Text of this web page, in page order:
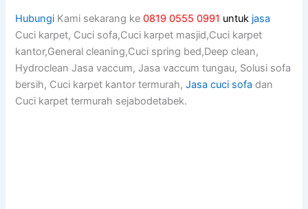
Hubungi Kami sekarang ke0819 0555 0991 untuk jasa
Cuci karpet, Cuci sofa,Cuci karpet masjid,Cuci karpet
kantor,General cleaning,Cuci spring bed,Deep clean,
Hydroclean Jasa vaccum, Jasa vaccum tungau, Solusi sofa
bersih, Cuci karpet kantor termurah,Jasa cuci sofa dan
Cuci karpet termurah sejabodetabek.